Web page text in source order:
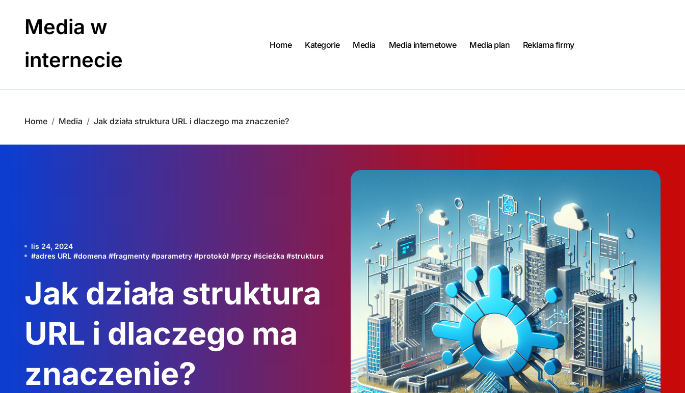
Media w
internecie
Home Kategorie Media Media internetowe Media plan Reklama firmy
Home Media Jak działa struktura URL i dlaczego ma znaczenie?
lis 24, 2024
#adres URL #domena #fragmenty #parametry #protokół #przy #ścieżka #struktura
Jak działa struktura
URL i dlaczego ma
znaczenie?